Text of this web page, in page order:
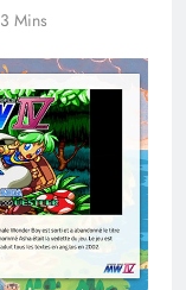
3 Mins